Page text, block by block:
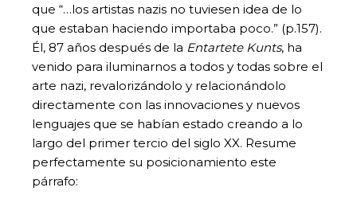
que “…los artistas nazis no tuviesen idea de lo
que estaban haciendo importaba poco.” (p.157).
Él, 87 años después de la Entartete Kunts, ha
venido para iluminarnos a todos y todas sobre el
arte nazi, revalorizándolo y relacionándolo
directamente con las innovaciones y nuevos
lenguajes que se habían estado creando a lo
largo del primer tercio del siglo XX. Resume
perfectamente su posicionamiento este
párrafo: